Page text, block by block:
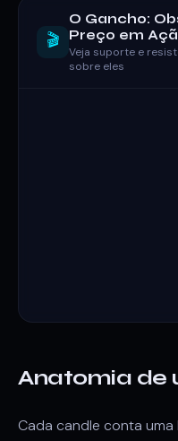
🎬
O Gancho:
Preço em
Veja suporte e
sobre eles
Anatomia de
Cada candle conta